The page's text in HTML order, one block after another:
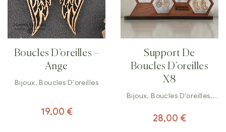
Boucles D’oreilles –
Ange
Bijoux,Boucles D'oreilles
19,00 €
Support De
Boucles D’oreilles
X8
Bijoux,Boucles D'oreilles,
28,00 €